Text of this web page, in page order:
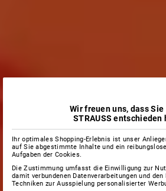
Wir freuen uns, dass
STRAUSS entschieden
Ihr optimales Shopping-Erlebnis ist unser
auf Sie abgestimmte Inhalte und ein
Aufgaben der Cookies.
Die Zustimmung umfasst die Einwilligung zur
damit verbundenen Datenverarbeitungen und
Techniken zur Ausspielung personalisierter